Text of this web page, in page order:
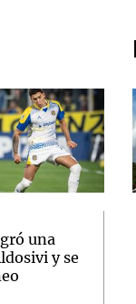
una
y se